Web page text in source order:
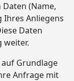
(Name,
Ihres Anliegens
Daten
weiter.
Grundlage
Anfrage mit